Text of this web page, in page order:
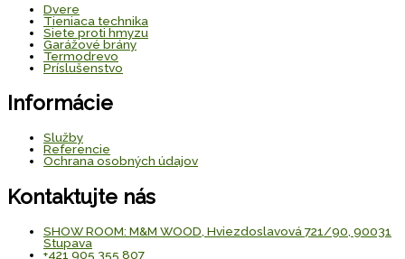
Dvere
Tieniaca technika
Siete proti hmyzu
Garážové brány
Termodrevo
Príslušenstvo
Informácie
Služby
Referencie
Ochrana osobných údajov
Kontaktujte nás
SHOW ROOM: M&M WOOD, Hviezdoslavová 721/90, 90031
Stupava
+421 905 355 807